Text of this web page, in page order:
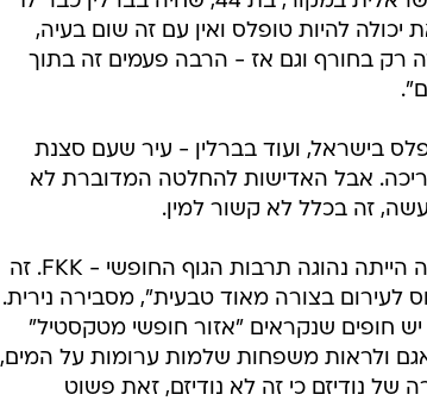
להיות טופלס ואין עם זה שום בעיה,
רק בחורף וגם אז - הרבה פעמים זה בתוך
בישראל, ועוד בברלין - עיר שעם סצנת
אבל האדישות להחלטה המדוברת לא
זה בכלל לא קשור למין.
"התרבות בברלין מאוד מושפעת ממזרח גרמניה, שבה הייתה נהוגה תרבות הגוף החופשי - FKK. זה
בצורה מאוד טבעית", מסבירה נירית.
חופים שנקראים "אזור חופשי מטקסטיל"
ולראות משפחות שלמות ערומות על המים,
נודיזם כי זה לא נודיזם, זאת פשוט